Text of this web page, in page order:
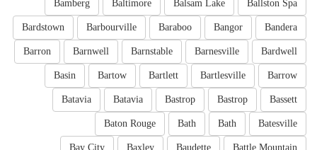
Ballston Spa
Balsam Lake
Baltimore
Bamberg
Bandera
Bangor
Baraboo
Barbourville
Bardstown
Bardwell
Barnesville
Barnstable
Barnwell
Barron
Barrow
Bartlesville
Bartlett
Bartow
Basin
Bassett
Bastrop
Bastrop
Batavia
Batavia
Batesville
Bath
Bath
Baton Rouge
Battle Mountain
Baudette
Baxley
Bay City